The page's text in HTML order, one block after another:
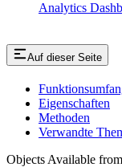
Analytics
Auf dieser Seite
Eigenschaften
Methoden
Verwandte
Objects Available